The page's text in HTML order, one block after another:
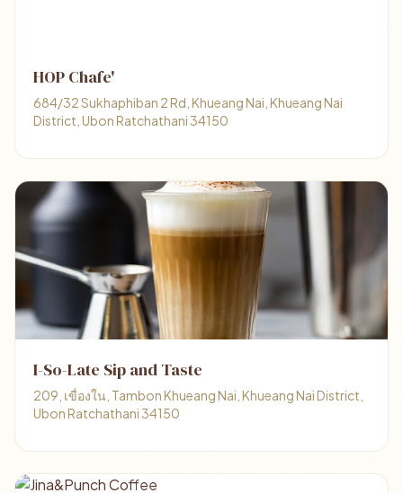
HOP Chafe'
684/32 Sukhaphiban 2 Rd, Khueang Nai, Khueang Nai
District, Ubon Ratchathani 34150
I-So-Late Sip and Taste
209, เขื่องใน, Tambon Khueang Nai, Khueang Nai District,
Ubon Ratchathani 34150